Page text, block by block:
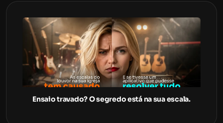
Ensaio travado? O segredo está na sua escala.